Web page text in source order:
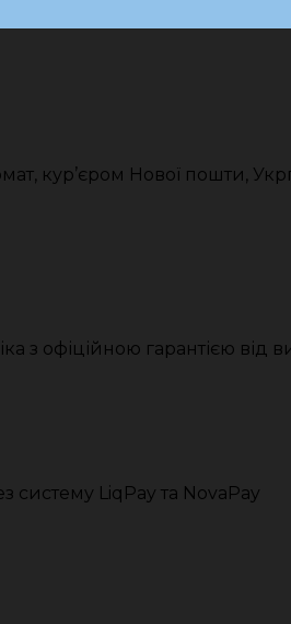
кур’єром Нової пошти,
з офіційною гарантією від
систему LiqPay та NovaPay